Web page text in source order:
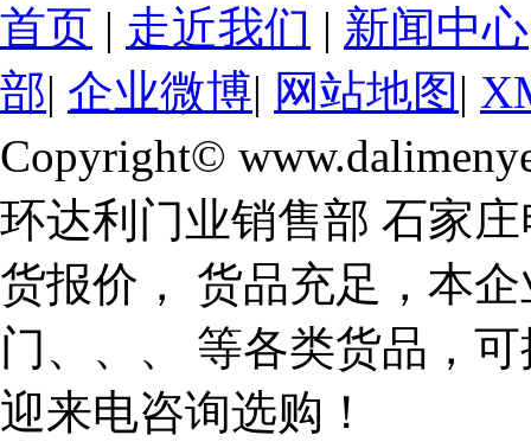
首页 | 走近我们 | 新闻中心
部| 企业微博| 网站地图 |
Copyright©
环达利门业销售部 石家
货报价， 货品充足，本
门、、、 等各类货品，
迎来电咨询选购！